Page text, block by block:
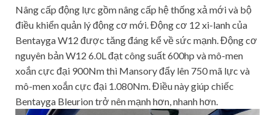
Nâng cấp động lực gồm nâng cấp hệ thống xả mới và bộ
điều khiển quản lý động cơ mới. Động cơ 12 xi-lanh của
Bentayga W12 được tăng đáng kể về sức mạnh. Động cơ
nguyên bản W12 6.0L đạt công suất 600hp và mô-men
xoắn cực đại 900Nm thì Mansory đẩy lên 750 mã lực và
mô-men xoắn cực đại 1.080Nm. Điều này giúp chiếc
Bentayga Bleurion trở nên mạnh hơn, nhanh hơn.